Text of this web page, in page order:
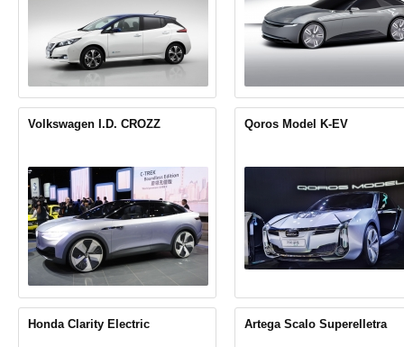
Volkswagen I.D. CROZZ Qoros Model K-EV
Honda Clarity Electric Artega Scalo Superelletra